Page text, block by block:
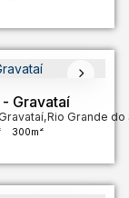
Gravataí
,Rio Grande do
300m²